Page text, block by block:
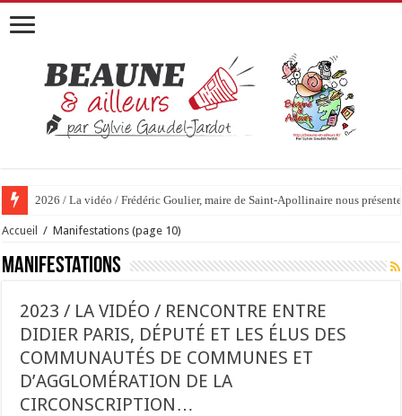
2026 / 01 vidéo et 51 photos / « JE T’ACCUSE »…ET MAINTENANT
Accueil / Manifestations (page 10)
Manifestations
2023 / LA VIDÉO / RENCONTRE ENTRE
DIDIER PARIS, DÉPUTÉ ET LES ÉLUS DES
COMMUNAUTÉS DE COMMUNES ET
D’AGGLOMÉRATION DE LA
CIRCONSCRIPTION…